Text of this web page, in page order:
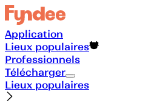
Application
Lieux populaires
Professionnels
Télécharger
Lieux populaires